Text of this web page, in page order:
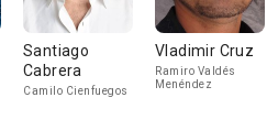
Santiago
Cabrera
Camilo Cienfuegos
Vladimir Cruz
Ramiro Valdés
Menéndez